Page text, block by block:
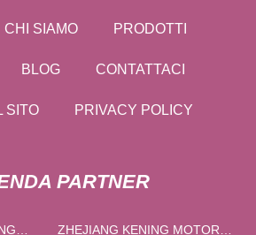
CHI SIAMO PRODOTTI
BLOG CONTATTACI
SITO PRIVACY POLICY
PARTNER
ZHEJIANG KENING MOTORE